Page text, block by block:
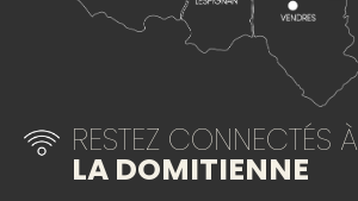
RESTEZ CONNECTÉS À
LA DOMITIENNE